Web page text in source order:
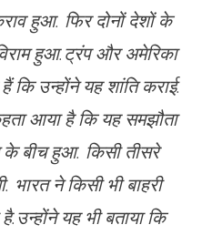
हुआ. फिर दोनों देशों के
हुआ.ट्रंप और अमेरिका
कि उन्होंने यह शांति कराई.
आया है कि यह समझौता
के बीच हुआ. किसी तीसरे
भारत ने किसी भी बाहरी
यह भी बताया कि